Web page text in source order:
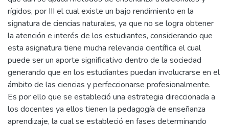
rígidos, por III el cual existe un bajo rendimiento en la
signatura de ciencias naturales, ya que no se logra obtener
la atención e interés de los estudiantes, considerando que
esta asignatura tiene mucha relevancia científica el cual
puede ser un aporte significativo dentro de la sociedad
generando que en los estudiantes puedan involucrarse en el
ámbito de las ciencias y perfeccionarse profesionalmente.
Es por ello que se estableció una estrategia direccionada a
los docentes ya ellos tienen la pedagogía de enseñanza
aprendizaje, la cual se estableció en fases determinando